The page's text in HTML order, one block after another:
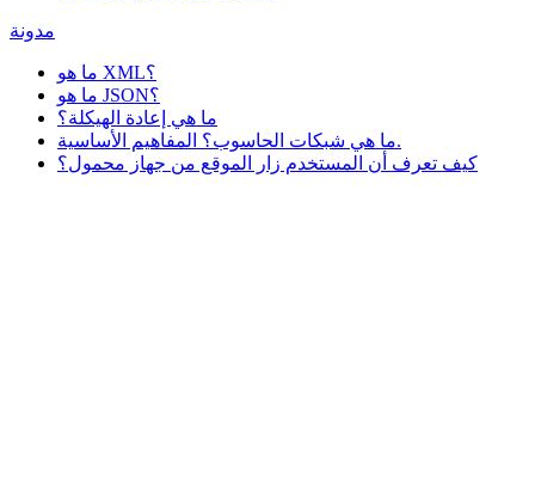
مدونة
ما هو XML؟
ما هو JSON؟
ما هي إعادة الهيكلة؟
ما هي شبكات الحاسوب؟ المفاهيم الأساسية.
كيف تعرف أن المستخدم زار الموقع من جهاز محمول؟